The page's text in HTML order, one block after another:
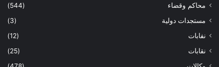
محاكم وقضاء
(544)
مستجدات دولية
(3)
نفابات
(12)
نقابات
(25)